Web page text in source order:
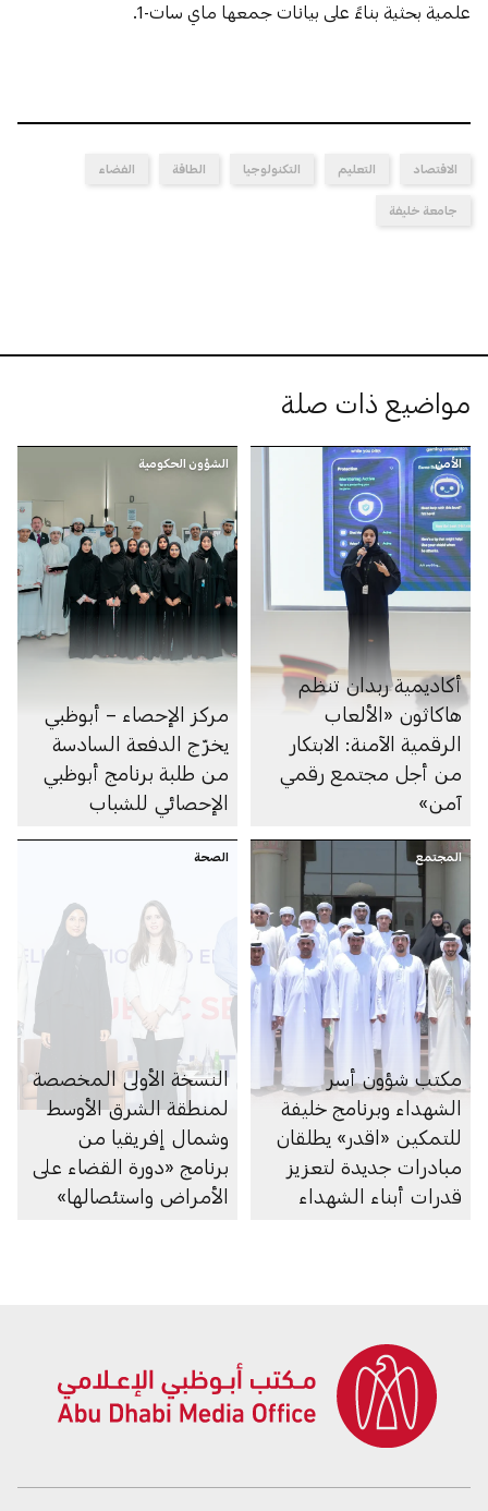
علمية بحثية بناءً على بيانات جمعها ماي سات-1.
الاقتصاد التعليم التكنولوجيا الطاقة الفضاء
جامعة خليفة
مواضيع ذات صلة
الأمن
أكاديمية ربدان تنظم
هاكاثون «الألعاب
الرقمية الآمنة: الابتكار
من أجل مجتمع رقمي
آمن»
الشؤون الحكومية
مركز الإحصاء – أبوظبي
يخرّج الدفعة السادسة
من طلبة برنامج أبوظبي
الإحصائي للشباب
المجتمع
مكتب شؤون أسر
الشهداء وبرنامج خليفة
للتمكين «اقدر» يطلقان
مبادرات جديدة لتعزيز
قدرات أبناء الشهداء
الصحة
النسخة الأولى المخصصة
لمنطقة الشرق الأوسط
وشمال إفريقيا من
برنامج «دورة القضاء على
الأمراض واستئصالها»